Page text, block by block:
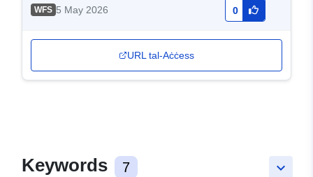
WFS 5 May 2026 0
URL tal-Aċċess
keyboard_arrow_down
Keywords 7